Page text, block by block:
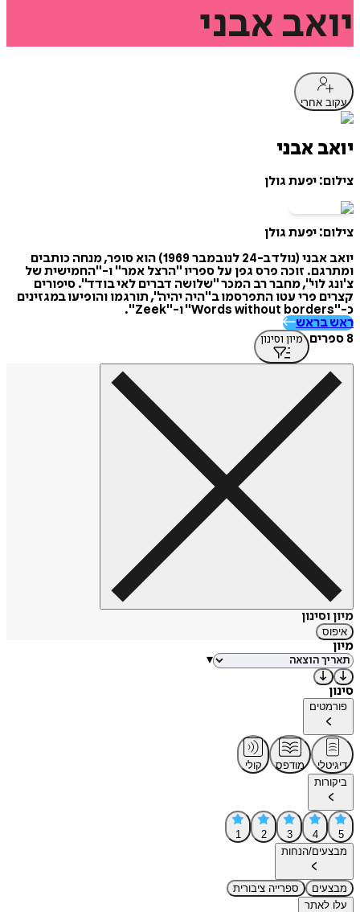
יואב אבני
עקוב אחרי
יואב אבני
צילום: יפעת גולן
צילום: יפעת גולן
יואב אבני (נולד ב-24 לנובמבר 1969) הוא סופר, מנחה כותבים
ומתרגם. זוכה פרס גפן על ספריו "הרצל אמר" ו-"החמישית של
צ'ונג לוי", מחבר רב המכר "שלושה דברים לאי בודד". סיפורים
קצרים פרי עטו התפרסמו ב"היה יהיה", תורגמו והופיעו במגזינים
כ-"Words without borders" ו-"Zeek".
ראש בראש
8 ספרים
מיון וסינון
מיון וסינון
איפוס
מיון
▾
סינון
פורמטים
דיגיטלי מודפס
קולי
ביקורות
5
4
3
2
1
מבצעים/הנחות
מבצעים
ספרייה ציבורית
עלו לאתר